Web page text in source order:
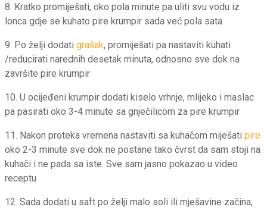
8. Kratko promiješati, oko pola minute pa uliti svu vodu iz
lonca gdje se kuhato pire krumpir sada već pola sata
9. Po želji dodati grašak, promiješati pa nastaviti kuhati
/reducirati narednih desetak minuta, odnosno sve dok na
završite pire krumpir
10. U ocijeđeni krumpir dodati kiselo vrhnje, mlijeko i maslac
pa pasirati oko 3-4 minute sa gnječilicom za pire krumpir
11. Nakon proteka vremena nastaviti sa kuhačom miješati pire
oko 2-3 minute sve dok ne postane tako čvrst da sam stoji na
kuhači i ne pada sa iste. Sve sam jasno pokazao u video
receptu
12. Sada dodati u saft po želji malo soli ili mješavine začina,